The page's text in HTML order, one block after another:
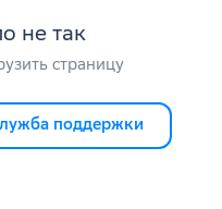
не так
страницу
поддержки